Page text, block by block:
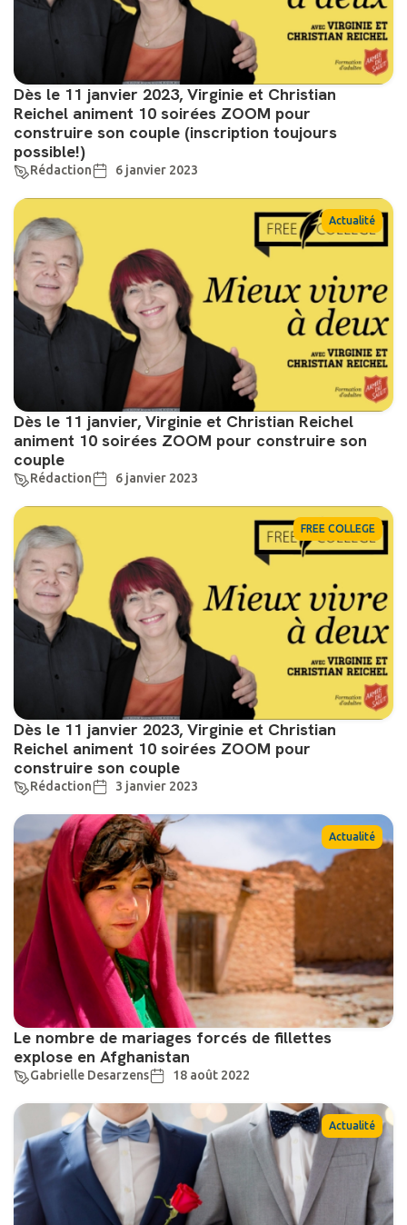
Dès le 11 janvier 2023, Virginie et Christian
Reichel animent 10 soirées ZOOM pour
construire son couple (inscription toujours
possible!)
Rédaction 6 janvier 2023
Actualité
Dès le 11 janvier, Virginie et Christian Reichel
animent 10 soirées ZOOM pour construire son
couple
Rédaction 6 janvier 2023
FREE COLLEGE
Dès le 11 janvier 2023, Virginie et Christian
Reichel animent 10 soirées ZOOM pour
construire son couple
Rédaction 3 janvier 2023
Actualité
Le nombre de mariages forcés de fillettes
explose en Afghanistan
Gabrielle Desarzens 18 août 2022
Actualité